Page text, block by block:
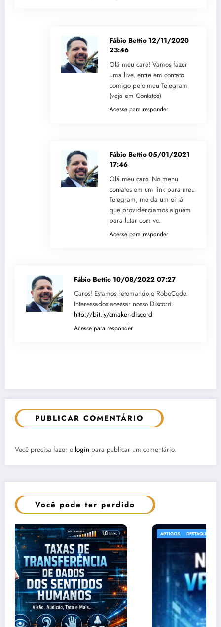
Fábio Bettio 12/11/2020
23:46
Olá meu caro! Vamos fazer
uma live, entre em contato
comigo pelo meu Telegram
(veja em Contatos)
Acesse para responder
Fábio Bettio 05/01/2021
17:46
Olá meu caro. No menu
contatos em um link para meu
Telegram, me da um oi lá
que providenciamos alguém
para lutar com vc.
Acesse para responder
Fábio Bettio 10/08/2022 07:27
Caros! Estamos retomando o RoboCode.
Interessados acessar nosso Discord.
http://bit.ly/cmaker-discord
Acesse para responder
PUBLICAR COMENTÁRIO
Você precisa fazer o login para publicar um comentário.
Você pode ter perdido
ARTIGOS DESTAQUE